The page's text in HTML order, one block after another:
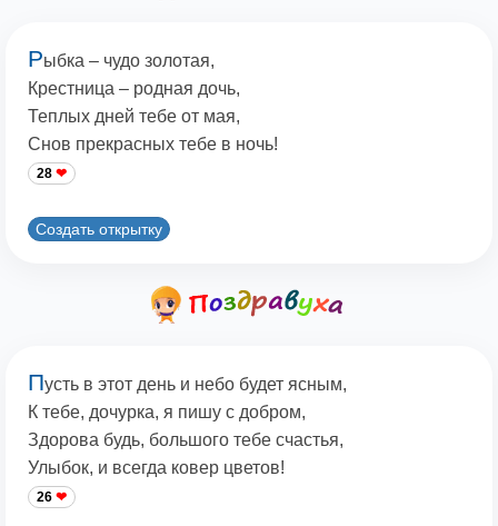
Рыбка – чудо золотая,
Крестница – родная дочь,
Теплых дней тебе от мая,
Снов прекрасных тебе в ночь!
28
Создать открытку
Пусть в этот день и небо будет ясным,
К тебе, дочурка, я пишу с добром,
Здорова будь, большого тебе счастья,
Улыбок, и всегда ковер цветов!
26